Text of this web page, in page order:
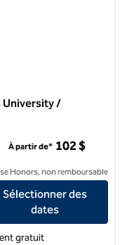
University /
by Hilton Lexington
À partir de* 102 $
Honors, non remboursable
Sélectionner des
dates
gratuit